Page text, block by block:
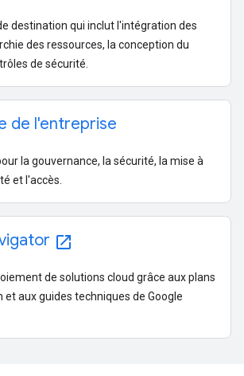
destination qui inclut l'intégration des
des ressources, la conception du
de sécurité.
de l'entreprise
la gouvernance, la sécurité, la mise à
et l'accès.
open_in_new
de solutions cloud grâce aux plans
aux guides techniques de Google